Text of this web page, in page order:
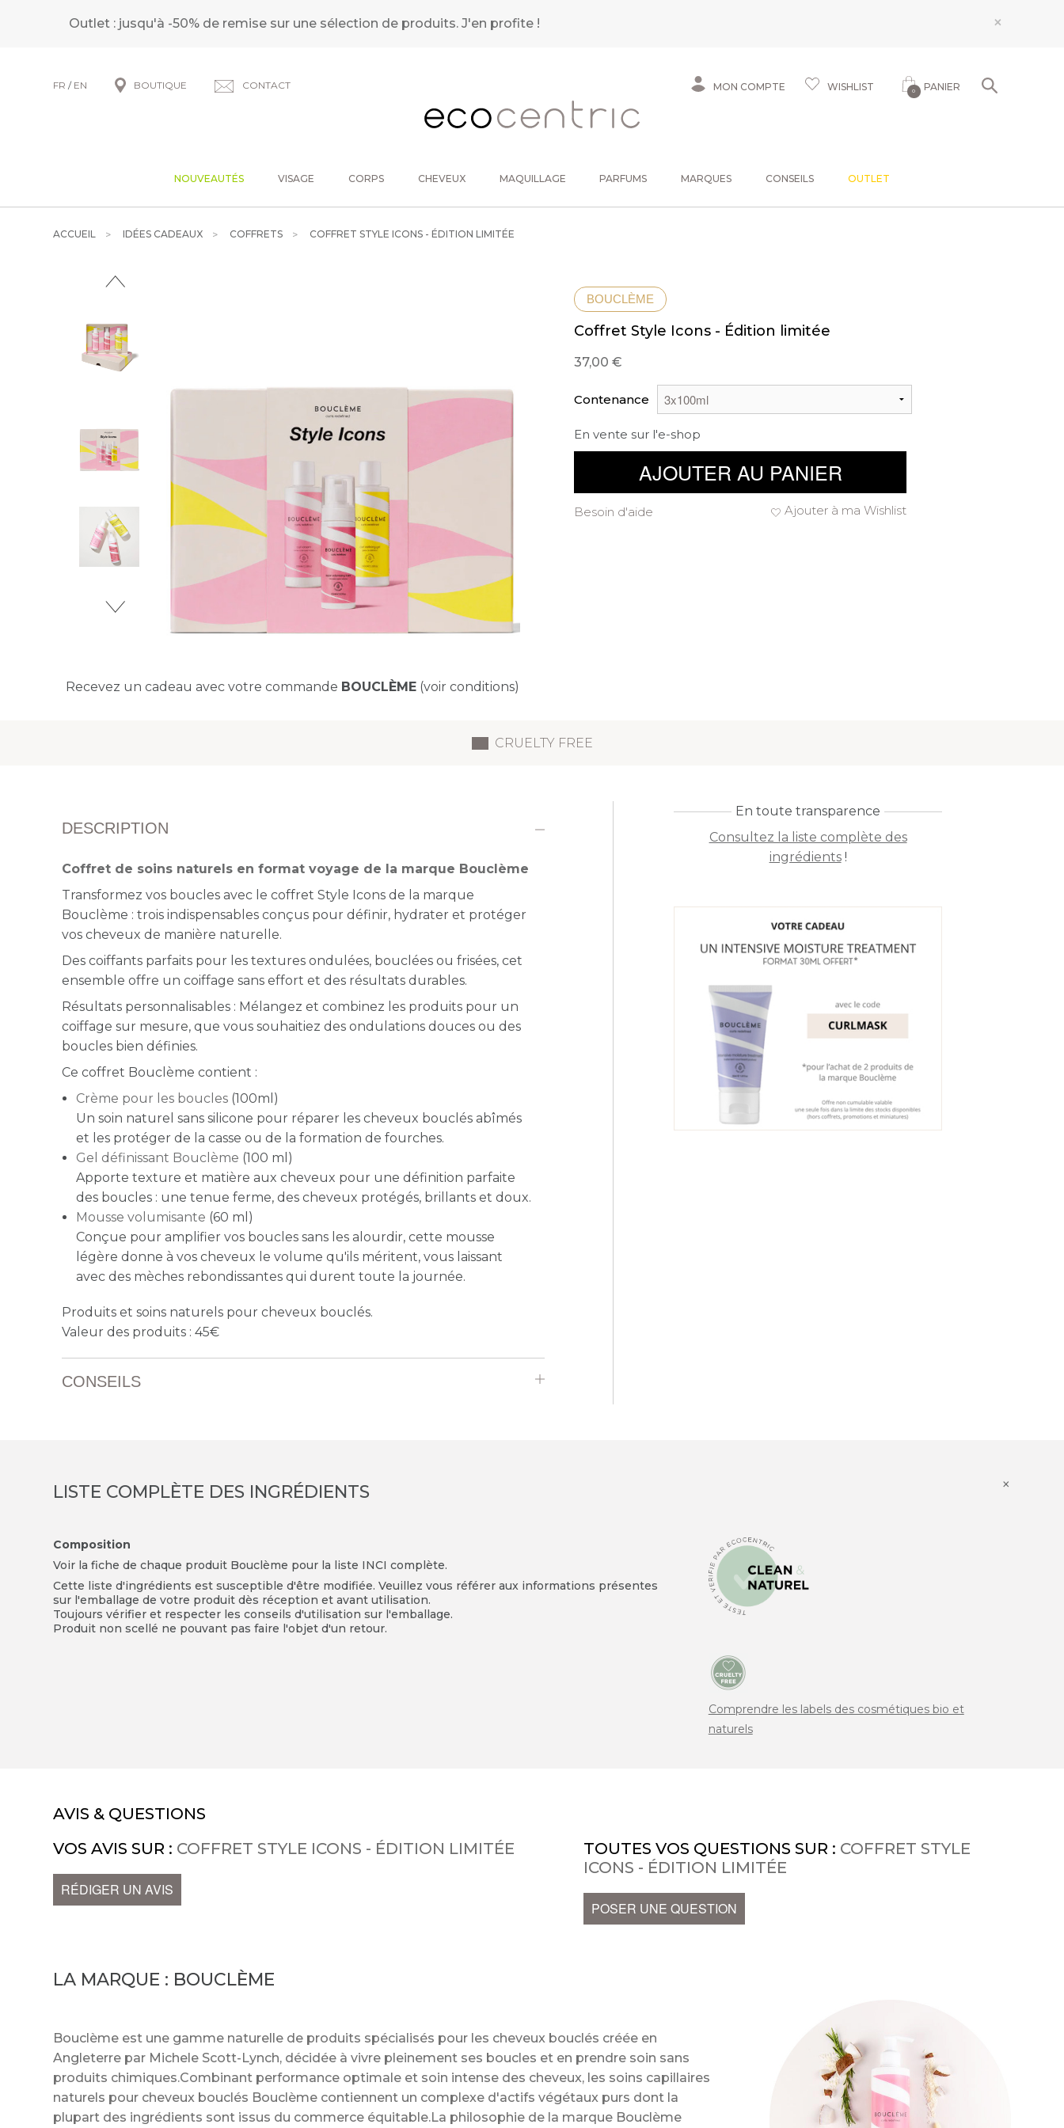
Outlet : jusqu'à -50% de remise sur une sélection de produits.J'en profite ! ×
FR / EN BOUTIQUE CONTACT MON COMPTE WISHLIST 0 PANIER
NOUVEAUTÉS VISAGE CORPS CHEVEUX MAQUILLAGE PARFUMS MARQUES CONSEILS OUTLET
ACCUEIL IDÉES CADEAUX COFFRETS COFFRET STYLE ICONS - ÉDITION LIMITÉE
Recevez un cadeau avec votre commande BOUCLÈME (voir conditions)
BOUCLÈME
Coffret Style Icons - Édition limitée
37,00
Contenance
En vente sur l'e-shop
AJOUTER AU PANIER
Ajouter à ma Wishlist
Besoin d'aide
CRUELTY FREE
DESCRIPTION
Coffret de soins naturels en format voyage de la marque Bouclème
Transformez vos boucles avec le coffret Style Icons de la marque
Bouclème : trois indispensables conçus pour définir, hydrater et protéger
vos cheveux de manière naturelle.
Des coiffants parfaits pour les textures ondulées, bouclées ou frisées, cet
ensemble offre un coiffage sans effort et des résultats durables.
Résultats personnalisables : Mélangez et combinez les produits pour un
coiffage sur mesure, que vous souhaitiez des ondulations douces ou des
boucles bien définies.
Ce coffret Bouclème contient :
Crème pour les boucles(100ml)
Un soin naturel sans silicone pour réparer les cheveux bouclés abîmés
et les protéger de la casse ou de la formation de fourches.
Gel définissant Bouclème (100 ml)
Apporte texture et matière aux cheveux pour une définition parfaite
des boucles : une tenue ferme, des cheveux protégés, brillants et doux.
Mousse volumisante (60 ml)
Conçue pour amplifier vos boucles sans les alourdir, cette mousse
légère donne à vos cheveux le volume qu'ils méritent, vous laissant
avec des mèches rebondissantes qui durent toute la journée.
Produits et soins naturels pour cheveux bouclés.
Valeur des produits : 45
CONSEILS
En toute transparence
Consultez la liste complète des
ingrédients!
LISTE COMPLÈTE DES INGRÉDIENTS ×
Composition
Voir la fiche de chaque produit Bouclème pour la liste INCI complète.
Cette liste d'ingrédients est susceptible d'être modifiée. Veuillez vous référer aux informations présentes
sur l'emballage de votre produit dès réception et avant utilisation.
Toujours vérifier et respecter les conseils d'utilisation sur l'emballage.
Produit non scellé ne pouvant pas faire l'objet d'un retour.
Comprendre les labels des cosmétiques bio et
naturels
AVIS & QUESTIONS
VOS AVIS SUR : COFFRET STYLE ICONS - ÉDITION LIMITÉE
RÉDIGER UN AVIS
TOUTES VOS QUESTIONS SUR : COFFRET STYLE
ICONS - ÉDITION LIMITÉE
POSER UNE QUESTION
LA MARQUE : BOUCLÈME
Bouclème est une gamme naturelle de produits spécialisés pour les cheveux bouclés créée en
Angleterre par Michele Scott-Lynch, décidée à vivre pleinement ses boucles et en prendre soin sans
produits chimiques.Combinant performance optimale et soin intense des cheveux, les soins capillaires
naturels pour cheveux bouclés Bouclème contiennent un complexe d'actifs végétaux purs dont la
plupart des ingrédients sont issus du commerce équitable.La philosophie de la marque Bouclème